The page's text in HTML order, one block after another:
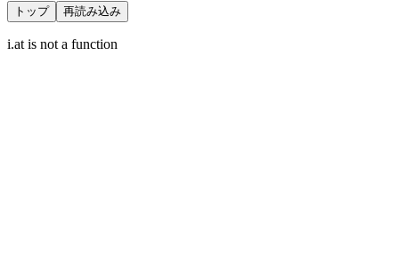
トップ 再読み込み
i.at is not a function